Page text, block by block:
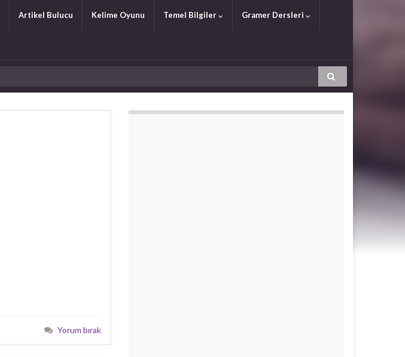
Artikel Bulucu Kelime Oyunu Temel Bilgiler Gramer Dersleri
Yorum bırak